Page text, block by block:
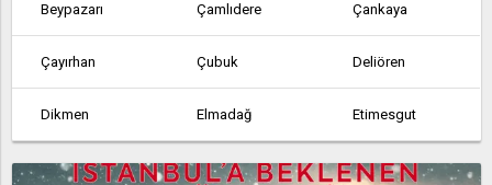
Beypazarı Çamlıdere Çankaya
Çayırhan Çubuk Deliören
Dikmen Elmadağ Etimesgut
Etlik Feruz Köyü Fethiye